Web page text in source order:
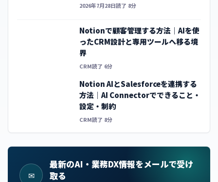
2026年7月28日読了 8分
Notionで顧客管理する方法｜AIを使
ったCRM設計と専用ツールへ移る境
界
CRM読了 6分
Notion AIとSalesforceを連携する
方法｜AI Connectorでできること・
設定・制約
CRM読了 8分
✉
最新のAI・業務DX情報をメールで受け
取る